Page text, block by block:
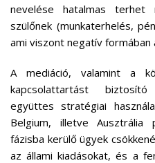
nevelése hatalmas
szülőnek (munkaterhelés,
ami viszont negatív formában
A mediáció, valamint a
kapcsolattartást
együttes stratégiai
Belgium, illetve
fázisba kerülő ügyek
az állami kiadásokat, és a